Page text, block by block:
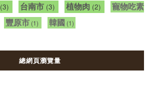
(3) 台南市 (3) 植物肉 (2) 寵物吃素
豐原市 (1) 韓國 (1)
總網頁瀏覽量